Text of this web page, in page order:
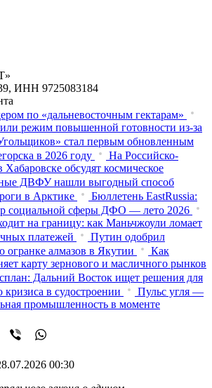
ИНН 9725083184
по «дальневосточным гектарам»
режим повышенной готовности из‑за
стал первым обновленным
в 2026 году
На Российско-
обсудят космическое
ДВФУ нашли выгодный способ
в Арктике
Бюллетень EastRussia:
социальной сферы ДФО — лето 2026
на границу: как Маньчжоули ломает
платежей
Путин одобрил
огранке алмазов в Якутии
Как
карту зернового и масличного рынков
Дальний Восток ищет решения для
кризиса в судостроении
Пульс угля —
промышленность в моменте
00:30